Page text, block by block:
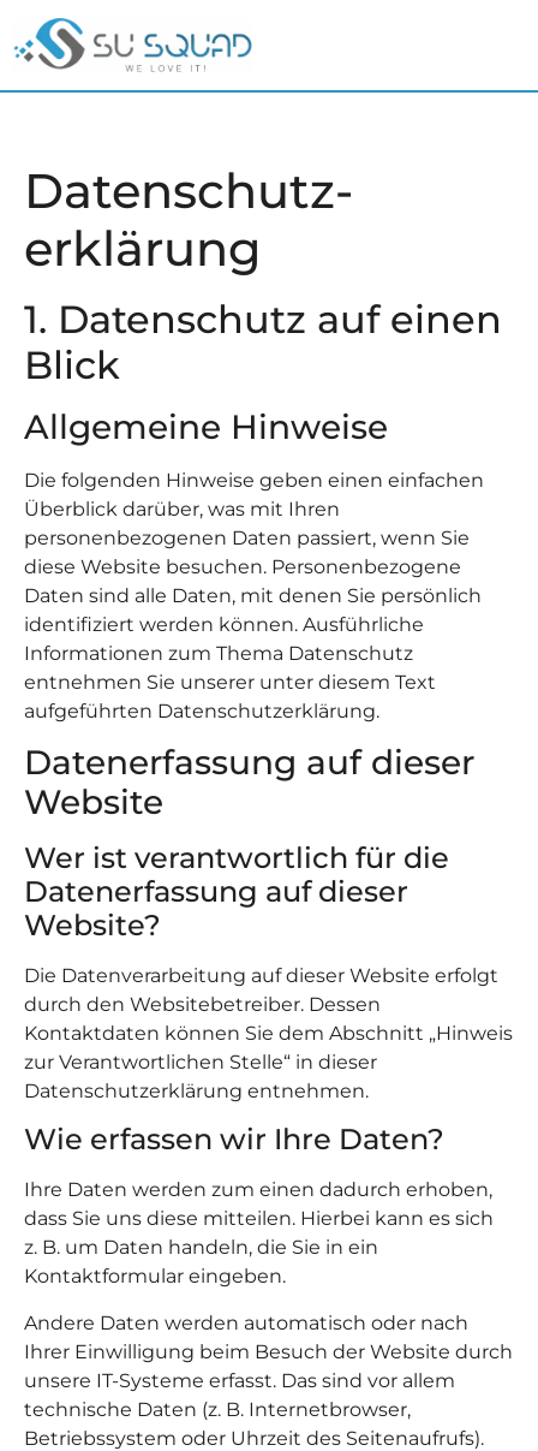
Datenschutz­
erklärung
1. Datenschutz auf einen
Blick
Allgemeine Hinweise
Die folgenden Hinweise geben einen einfachen
Überblick darüber, was mit Ihren
personenbezogenen Daten passiert, wenn Sie
diese Website besuchen. Personenbezogene
Daten sind alle Daten, mit denen Sie persönlich
identifiziert werden können. Ausführliche
Informationen zum Thema Datenschutz
entnehmen Sie unserer unter diesem Text
aufgeführten Datenschutzerklärung.
Datenerfassung auf dieser
Website
Wer ist verantwortlich für die
Datenerfassung auf dieser
Website?
Die Datenverarbeitung auf dieser Website erfolgt
durch den Websitebetreiber. Dessen
Kontaktdaten können Sie dem Abschnitt „Hinweis
zur Verantwortlichen Stelle“ in dieser
Datenschutzerklärung entnehmen.
Wie erfassen wir Ihre Daten?
Ihre Daten werden zum einen dadurch erhoben,
dass Sie uns diese mitteilen. Hierbei kann es sich
z. B. um Daten handeln, die Sie in ein
Kontaktformular eingeben.
Andere Daten werden automatisch oder nach
Ihrer Einwilligung beim Besuch der Website durch
unsere IT-Systeme erfasst. Das sind vor allem
technische Daten (z. B. Internetbrowser,
Betriebssystem oder Uhrzeit des Seitenaufrufs).